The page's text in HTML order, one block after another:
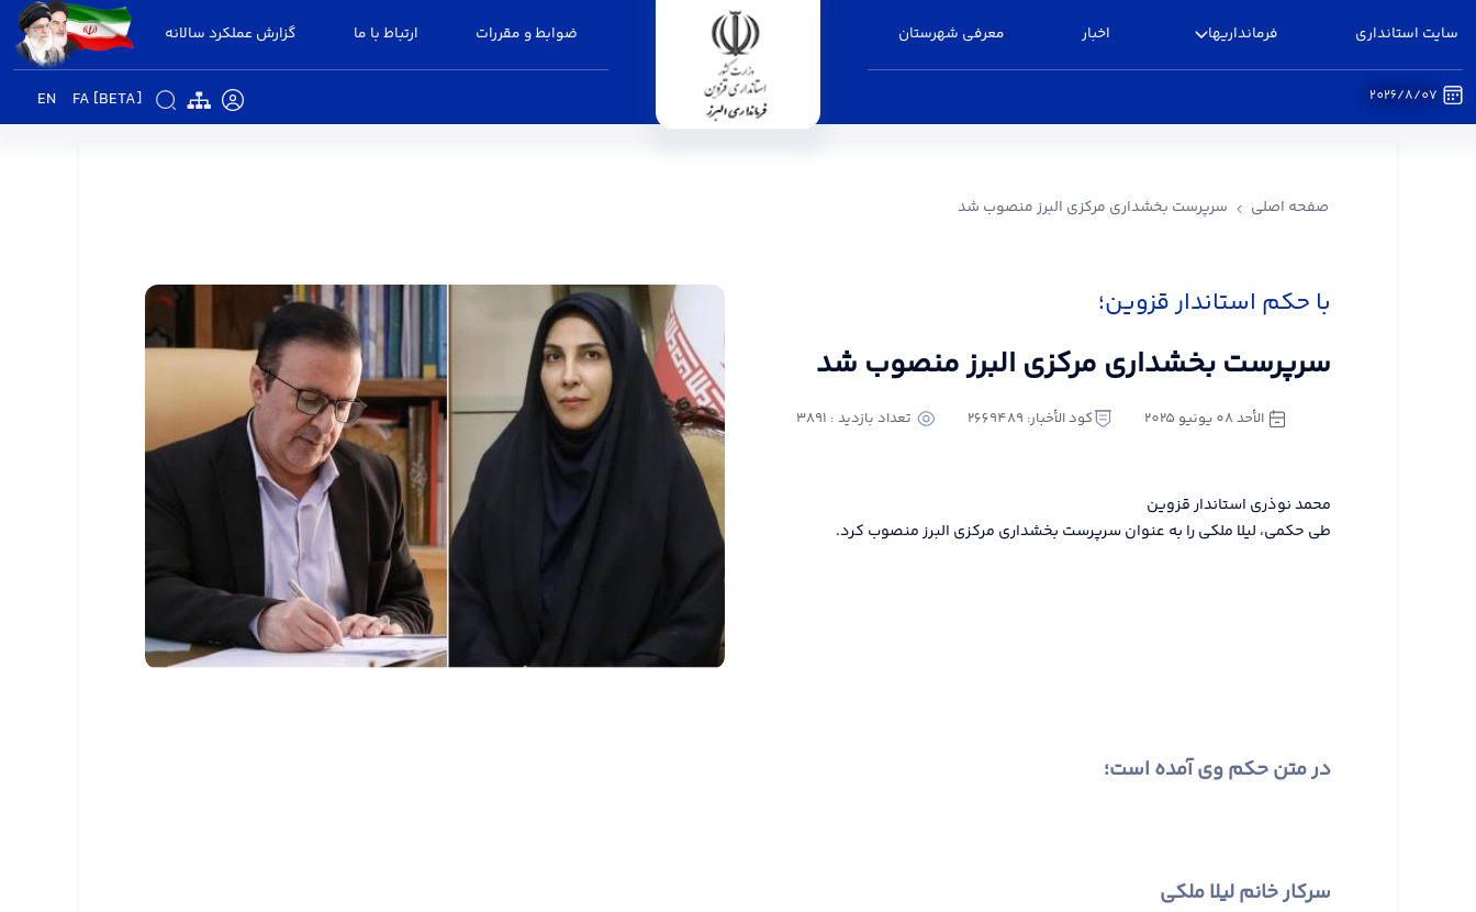
سایت استانداری فرمانداریها اخبار معرفی شهرستان ضوابط و مقررات ارتباط با ما گزارش عملکرد سالانه
FA [BETA]
EN 2026/8/07
صفحه اصلی سرپرست بخشداری مرکزی البرز منصوب شد
با حکم استاندار قزوین؛
سرپرست بخشداری مرکزی البرز منصوب شد
الأحد ٠٨ يونيو ٢٠٢٥ كود الأخبار: 2669489 تعداد بازدید : 3891
محمد نوذری استاندار قزوین
طی حکمی، لیلا ملکی را به عنوان سرپرست بخشداری مرکزی البرز منصوب کرد.
در متن حکم وی آمده است؛
سرکار خانم لیلا ملکی